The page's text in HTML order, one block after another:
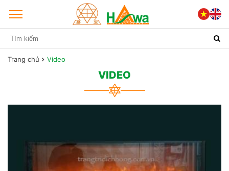
Trang chủ Video
VIDEO